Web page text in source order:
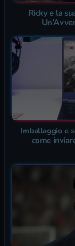
Ricky e la
Imballaggio e
come